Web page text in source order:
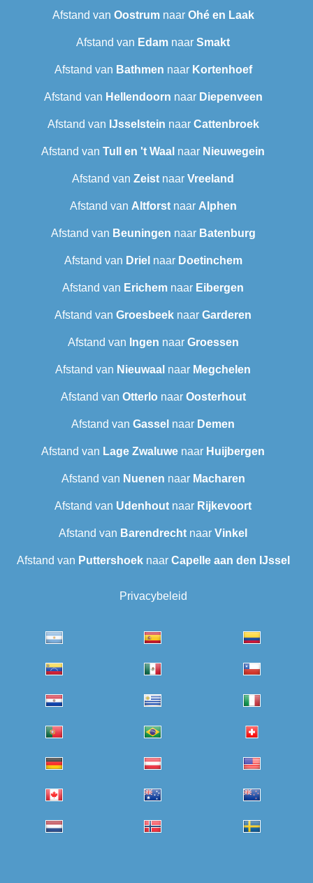
Afstand van Oostrumnaar Ohé en Laak
Afstand van Edam naar Smakt
Afstand van Bathmen naar Kortenhoef
Afstand van Hellendoorn naar Diepenveen
Afstand van IJsselstein naar Cattenbroek
Afstand van Tull en 't Waal naar Nieuwegein
Afstand van Zeist naar Vreeland
Afstand van Altforstnaar Alphen
Afstand van Beuningen naar Batenburg
Afstand van Driel naar Doetinchem
Afstand van Erichem naar Eibergen
Afstand van Groesbeek naar Garderen
Afstand van Ingen naar Groessen
Afstand van Nieuwaal naar Megchelen
Afstand van Otterlo naar Oosterhout
Afstand van Gassel naar Demen
Afstand van Lage Zwaluwe naar Huijbergen
Afstand van Nuenen naar Macharen
Afstand van Udenhout naar Rijkevoort
Afstand van Barendrecht naar Vinkel
Afstand van Puttershoeknaar Capelle aan den IJssel
Privacybeleid